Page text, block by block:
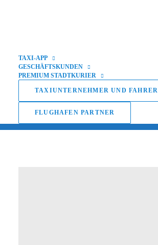
TAXI-APP
GESCHÄFTSKUNDEN
PREMIUM STADTKURIER
TAXIUNTERNEHMER UND FAHRER
FLUGHAFEN PARTNER
Fahrzeugwechsel